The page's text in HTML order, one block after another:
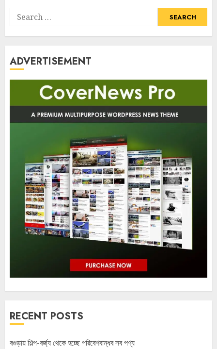
Search
for:
ADVERTISEMENT
RECENT POSTS
বগুড়ায় শিল্প-বর্জ্য থেকে হচ্ছে পরিবেশবান্ধব সব পণ্য